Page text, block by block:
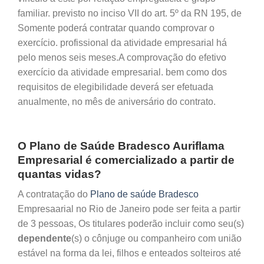
familiar. previsto no inciso VII do art. 5º da RN 195, de
Somente poderá contratar quando comprovar o
exercício. profissional da atividade empresarial há
pelo menos seis meses.A comprovação do efetivo
exercício da atividade empresarial. bem como dos
requisitos de elegibilidade deverá ser efetuada
anualmente, no mês de aniversário do contrato.
O Plano de Saúde Bradesco Auriflama
Empresarial é comercializado a partir de
quantas vidas?
A contratação do Plano de saúde Bradesco
Empresaarial no Rio de Janeiro pode ser feita a partir
de 3 pessoas, Os titulares poderão incluir como seu(s)
dependente(s) o cônjuge ou companheiro com união
estável na forma da lei, filhos e enteados solteiros até